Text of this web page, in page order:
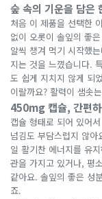
숲 속의 기운을 담은
처음 이 제품을 선택한
없이 오롯이 솔잎의 좋
알씩 챙겨 먹기 시작했
지는 것을 느꼈습니다.
도 쉽게 지치지 않게 되
이랄까요? 활력이 샘솟
450mg 캡슐, 간편
캡슐 형태로 되어 있어
넘김도 부담스럽지 않
일 활기찬 에너지를 유
관을 가지고 있거나, 평
같아요. 솔잎의 좋은 성
죠.